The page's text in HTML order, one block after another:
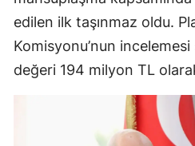
edilen ilk taşınmaz oldu.
Komisyonu’nun incelemesi
değeri 194 milyon TL